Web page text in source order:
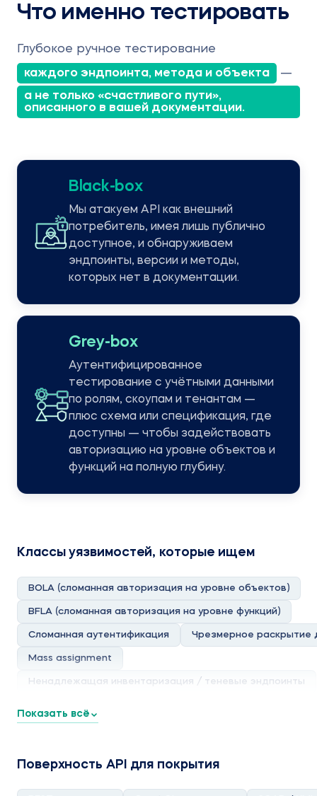
Что именно тестировать
Глубокое ручное тестирование
каждого эндпоинта, метода и объекта
—
а не только «счастливого пути»,
описанного в вашей документации.
Black-box
Мы атакуем API как внешний
потребитель, имея лишь публично
доступное, и обнаруживаем
эндпоинты, версии и методы,
которых нет в документации.
Grey-box
Аутентифицированное
тестирование с учётными данными
по ролям, скоупам и тенантам —
плюс схема или спецификация, где
доступны — чтобы задействовать
авторизацию на уровне объектов и
функций на полную глубину.
Классы уязвимостей, которые ищем
BOLA (сломанная авторизация на уровне объектов)
BFLA (сломанная авторизация на уровне функций)
Сломанная аутентификация Чрезмерное раскрытие
Mass assignment
Ненадлежащая инвентаризация / теневые эндпоинты
Показать всё
Поверхность API для покрытия